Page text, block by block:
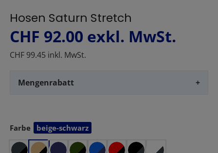
Hosen Saturn Stretch
CHF 92.00 exkl. MwSt.
CHF 99.45 inkl. MwSt.
Mengenrabatt +
Farbe
auswählenbeige-schwarz